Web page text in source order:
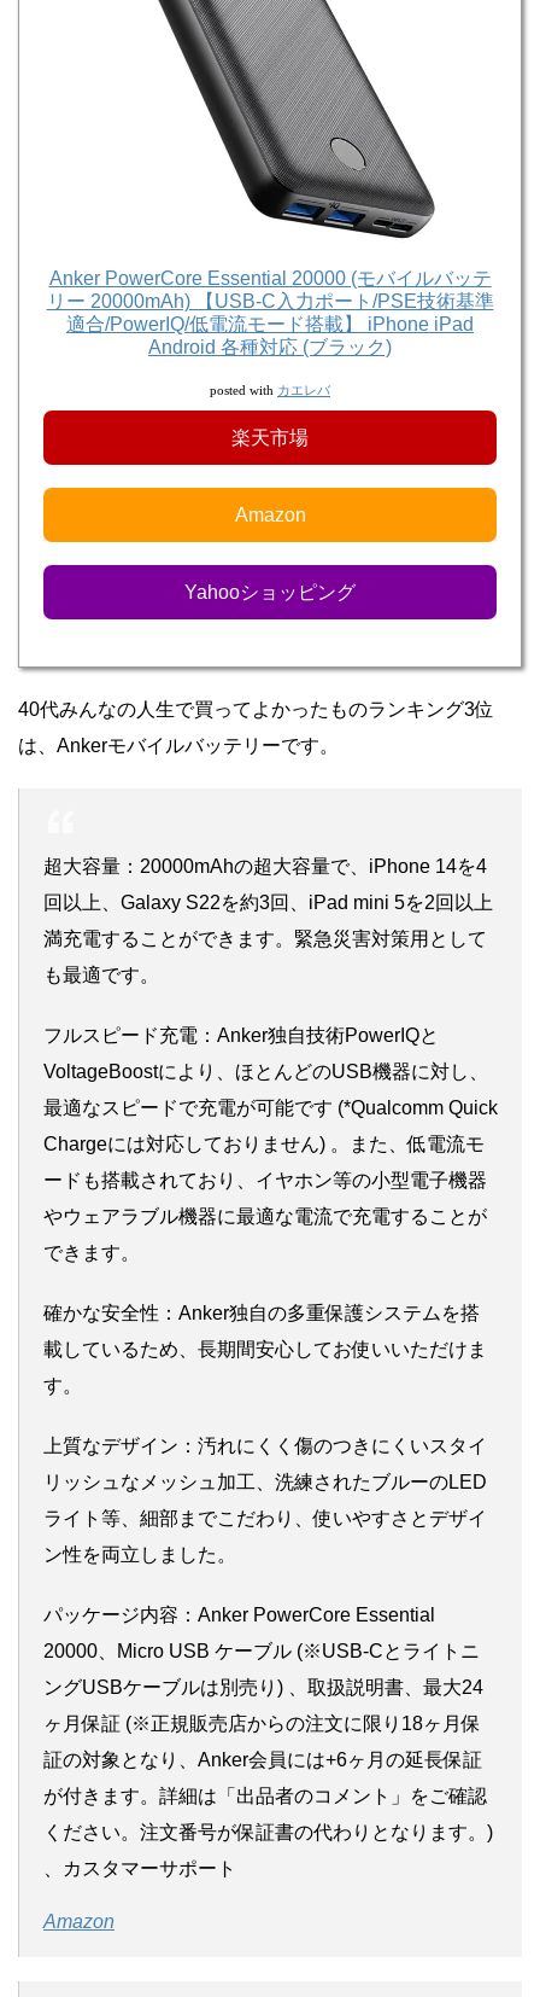
Anker PowerCore Essential 20000 (モバイルバッテ
リー 20000mAh) 【USB-C入力ポート/PSE技術基準
適合/PowerIQ/低電流モード搭載】 iPhone iPad
Android 各種対応 (ブラック)
posted with カエレバ
楽天市場
Amazon
Yahooショッピング
40代みんなの人生で買ってよかったものランキング3位
は、Ankerモバイルバッテリーです。
超大容量：20000mAhの超大容量で、iPhone 14を4
回以上、Galaxy S22を約3回、iPad mini 5を2回以上
満充電することができます。緊急災害対策用として
も最適です。
フルスピード充電：Anker独自技術PowerIQと
VoltageBoostにより、ほとんどのUSB機器に対し、
最適なスピードで充電が可能です (*Qualcomm Quick
Chargeには対応しておりません) 。また、低電流モ
ードも搭載されており、イヤホン等の小型電子機器
やウェアラブル機器に最適な電流で充電することが
できます。
確かな安全性：Anker独自の多重保護システムを搭
載しているため、長期間安心してお使いいただけま
す。
上質なデザイン：汚れにくく傷のつきにくいスタイ
リッシュなメッシュ加工、洗練されたブルーのLED
ライト等、細部までこだわり、使いやすさとデザイ
ン性を両立しました。
パッケージ内容：Anker PowerCore Essential
20000、Micro USB ケーブル (※USB-Cとライトニ
ングUSBケーブルは別売り) 、取扱説明書、最大24
ヶ月保証 (※正規販売店からの注文に限り18ヶ月保
証の対象となり、Anker会員には+6ヶ月の延長保証
が付きます。詳細は「出品者のコメント」をご確認
ください。注文番号が保証書の代わりとなります。)
、カスタマーサポート
Amazon